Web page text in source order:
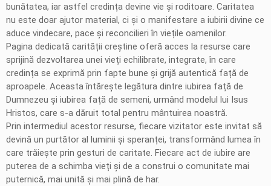
bunătatea, iar astfel credința devine vie și roditoare. Caritatea
nu este doar ajutor material, ci și o manifestare a iubirii divine ce
aduce vindecare, pace și reconcilieri în viețile oamenilor.
Pagina dedicată carității creștine oferă acces la resurse care
sprijină dezvoltarea unei vieți echilibrate, integrate, în care
credința se exprimă prin fapte bune și grijă autentică față de
aproapele. Aceasta întărește legătura dintre iubirea față de
Dumnezeu și iubirea față de semeni, urmând modelul lui Isus
Hristos, care s-a dăruit total pentru mântuirea noastră.
Prin intermediul acestor resurse, fiecare vizitator este invitat să
devină un purtător al luminii și speranței, transformând lumea în
care trăiește prin gesturi de caritate. Fiecare act de iubire are
puterea de a schimba vieți și de a construi o comunitate mai
puternică, mai unită și mai plină de har.